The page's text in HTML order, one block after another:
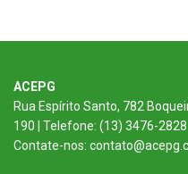
ACEPG
Rua Espírito Santo, 782
190 | Telefone: (13) 3476-2828
Contate-nos: